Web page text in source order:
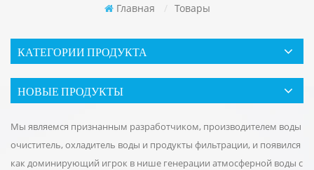
Главная / Товары
КАТЕГОРИИ ПРОДУКТА
НОВЫЕ ПРОДУКТЫ
Мы являемся признанным разработчиком, производителем воды
очиститель, охладитель воды и продукты фильтрации, и появился
как доминирующий игрок в нише генерации атмосферной воды с